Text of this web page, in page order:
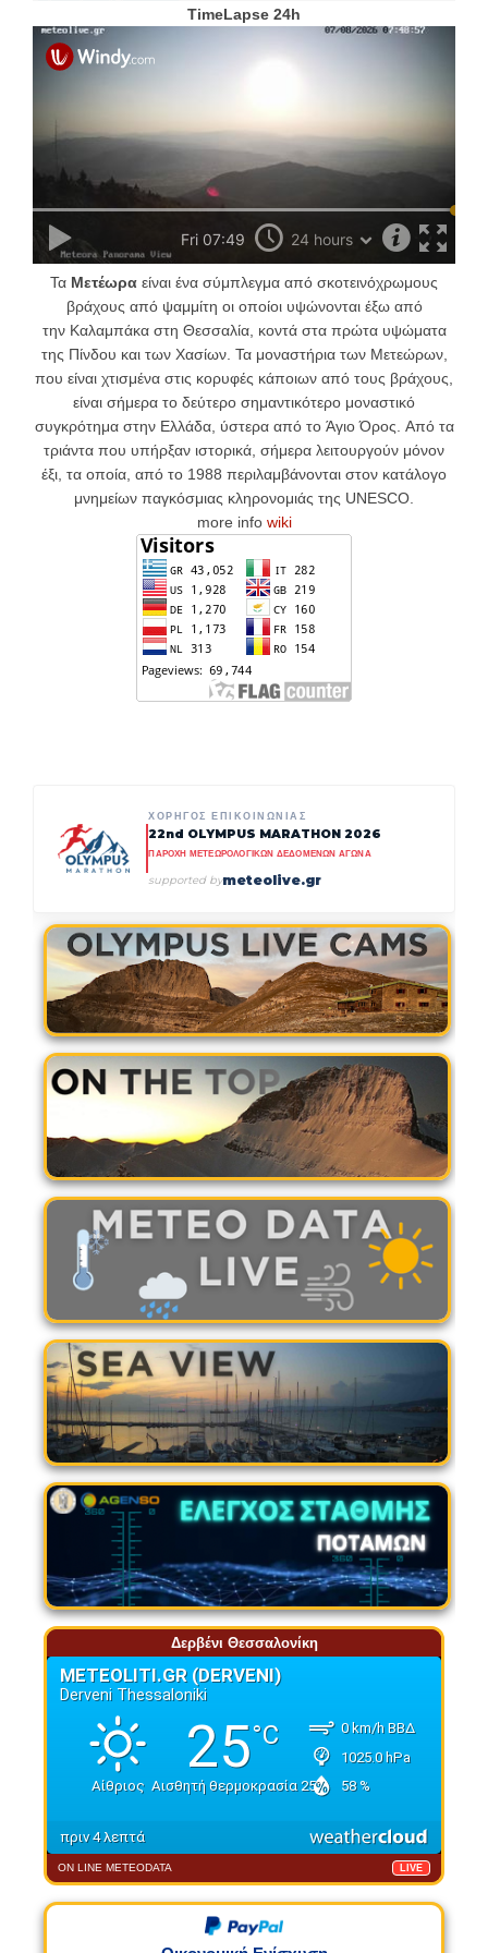
TimeLapse 24h
Τα Μετέωρα είναι ένα σύμπλεγμα από σκοτεινόχρωμους
βράχους από ψαμμίτη οι οποίοι υψώνονται έξω από
την Καλαμπάκαστη Θεσσαλία, κοντά στα πρώτα υψώματα
της Πίνδου και των Χασίων. Τα μοναστήρια των Μετεώρων,
που είναι χτισμένα στις κορυφές κάποιων από τους βράχους,
είναι σήμερα το δεύτερο σημαντικότερο μοναστικό
συγκρότημαστην Ελλάδα, ύστερα από το Άγιο Όρος Από τα
τριάντα που υπήρξαν ιστορικά, σήμερα λειτουργούν μόνον
έξι, τα οποία, από το 1988 περιλαμβάνονται στον κατάλογο
μνημείων παγκόσμιας κληρονομιάς της UNESCO
more info wiki
ΧΟΡΗΓΟΣ ΕΠΙΚΟΙΝΩΝΙΑΣ
22nd OLYMPUS MARATHON 2026
ΠΑΡΟΧΗ ΜΕΤΕΩΡΟΛΟΓΙΚΩΝ ΔΕΔΟΜΕΝΩΝ ΑΓΩΝΑ
supported bymeteolive.gr
Δερβένι Θεσσαλονίκη
ON LINE METEODATA LIVE